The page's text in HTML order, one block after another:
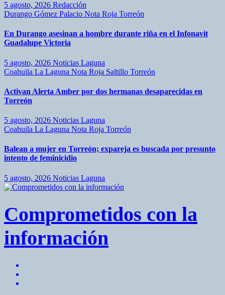
5 agosto, 2026 Redacción
Durango Gómez Palacio Nota Roja Torreón
En Durango asesinan a hombre durante riña en el Infonavit
Guadalupe Victoria
5 agosto, 2026 Noticias Laguna
Coahuila La Laguna Nota Roja Saltillo Torreón
Activan Alerta Amber por dos hermanas desaparecidas en
Torreón
5 agosto, 2026 Noticias Laguna
Coahuila La Laguna Nota Roja Torreón
Balean a mujer en Torreón; expareja es buscada por presunto
intento de feminicidio
5 agosto, 2026 Noticias Laguna
Comprometidos con la
información